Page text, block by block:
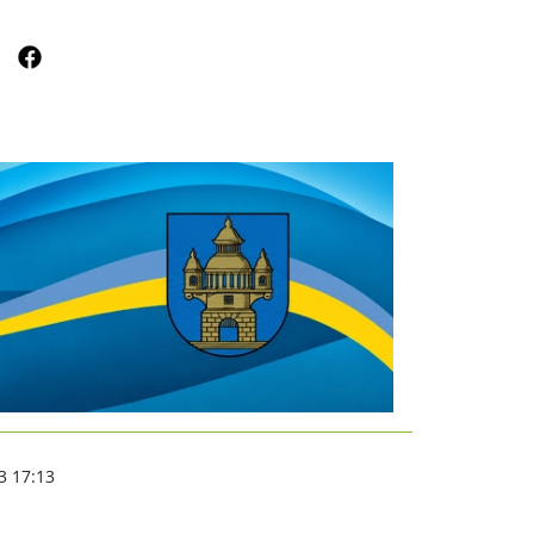
|
17:13